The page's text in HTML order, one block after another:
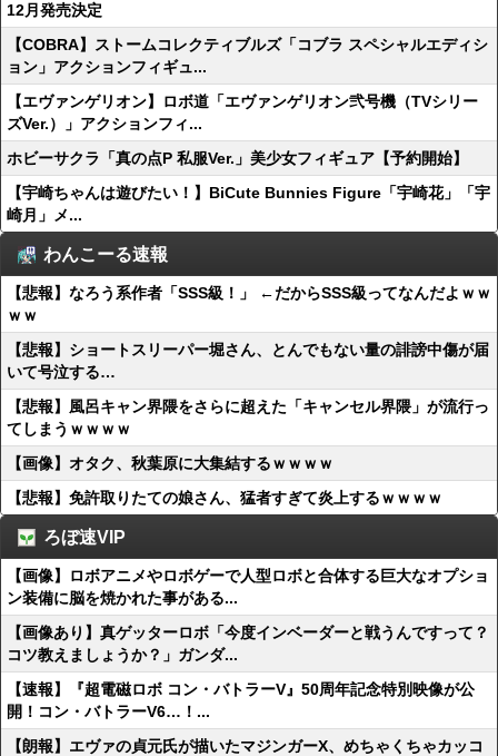
12月発売決定
【COBRA】ストームコレクティブルズ「コブラ スペシャルエディシ
ョン」アクションフィギュ...
【エヴァンゲリオン】ロボ道「エヴァンゲリオン弐号機（TVシリー
ズVer.）」アクションフィ...
ホビーサクラ「真の点P 私服Ver.」美少女フィギュア【予約開始】
【宇崎ちゃんは遊びたい！】BiCute Bunnies Figure「宇崎花」「宇
崎月」メ...
わんこーる速報
【悲報】なろう系作者「SSS級！」 ←だからSSS級ってなんだよｗｗ
ｗｗ
【悲報】ショートスリーパー堀さん、とんでもない量の誹謗中傷が届
いて号泣する…
【悲報】風呂キャン界隈をさらに超えた「キャンセル界隈」が流行っ
てしまうｗｗｗｗ
【画像】オタク、秋葉原に大集結するｗｗｗｗ
【悲報】免許取りたての娘さん、猛者すぎて炎上するｗｗｗｗ
ろぼ速VIP
【画像】ロボアニメやロボゲーで人型ロボと合体する巨大なオプショ
ン装備に脳を焼かれた事がある...
【画像あり】真ゲッターロボ「今度インベーダーと戦うんですって？
コツ教えましょうか？」ガンダ...
【速報】『超電磁ロボ コン・バトラーV』50周年記念特別映像が公
開！コン・バトラーV6…！...
【朗報】エヴァの貞元氏が描いたマジンガーX、めちゃくちゃカッコ